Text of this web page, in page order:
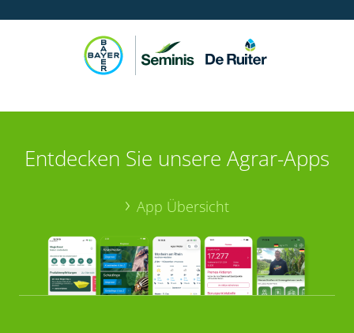
Entdecken Sie unsere Agrar-Apps
App Übersicht